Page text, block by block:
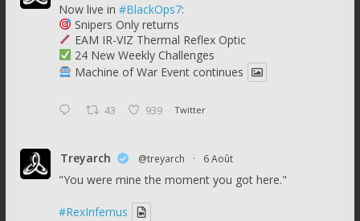
Now live in #BlackOps7:
Snipers Only returns
EAM IR-VIZ Thermal Reflex Optic
24 New Weekly Challenges
Machine of War Event continues
43 939 Twitter
Treyarch @treyarch · 6 Août
"You were mine the moment you got here."
#RexInfernus